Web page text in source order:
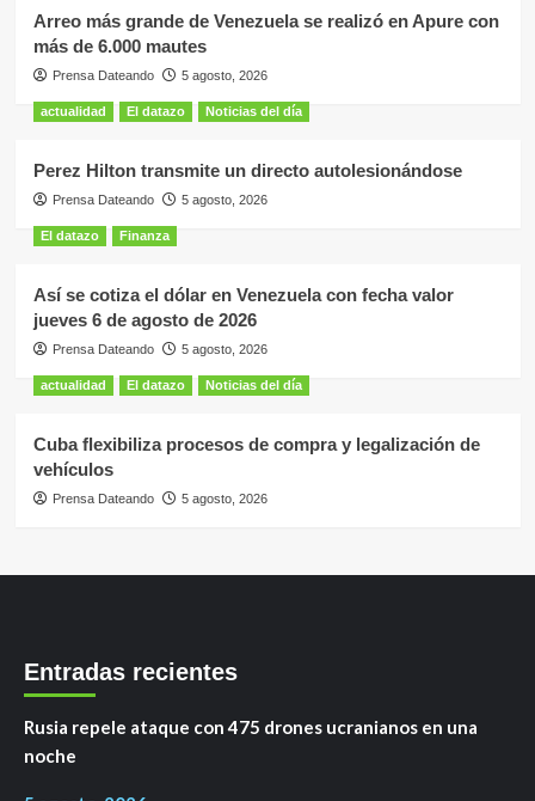
Arreo más grande de Venezuela se realizó en Apure con
más de 6.000 mautes
Prensa Dateando 5 agosto, 2026
actualidad El datazo Noticias del día
Perez Hilton transmite un directo autolesionándose
Prensa Dateando 5 agosto, 2026
El datazo Finanza
Así se cotiza el dólar en Venezuela con fecha valor
jueves 6 de agosto de 2026
Prensa Dateando 5 agosto, 2026
actualidad El datazo Noticias del día
Cuba flexibiliza procesos de compra y legalización de
vehículos
Prensa Dateando 5 agosto, 2026
Entradas recientes
Rusia repele ataque con 475 drones ucranianos en una
noche